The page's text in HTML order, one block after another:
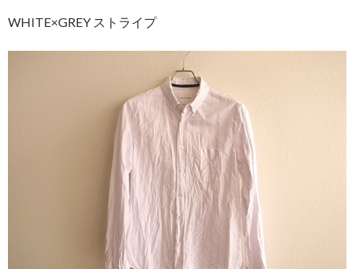
WHITE×GREY ストライプ